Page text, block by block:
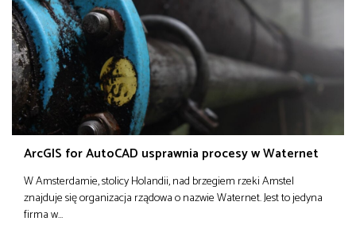
ArcGIS for AutoCAD usprawnia procesy w Waternet
W Amsterdamie, stolicy Holandii, nad brzegiem rzeki Amstel
znajduje się organizacja rządowa o nazwie Waternet. Jest to jedyna
firma w…